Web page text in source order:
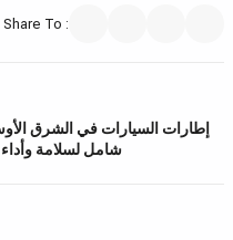
Share To :
إطارات السيارات في الشرق
شامل لسلامة وأداء